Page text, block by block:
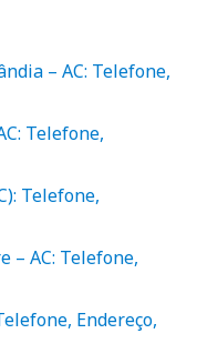
– AC: Telefone,
Telefone,
Telefone,
– AC: Telefone,
Endereço,